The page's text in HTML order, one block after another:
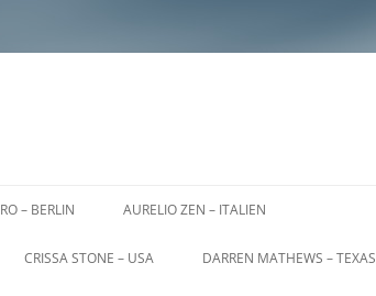
– BERLIN AURELIO ZEN – ITALIEN
CRISSA STONE – USA DARREN MATHEWS – TEXAS